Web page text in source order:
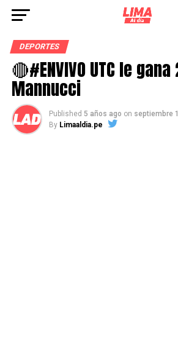
DEPORTES
🔴#ENVIVO UTC le
Mannucci
Published 5 años ago on septiembre
By Limaaldia.pe